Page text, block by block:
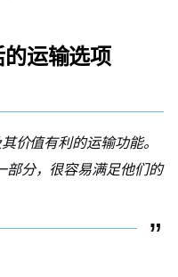
运输选项
价值有利的运输功能。
部分，很容易满足他们的